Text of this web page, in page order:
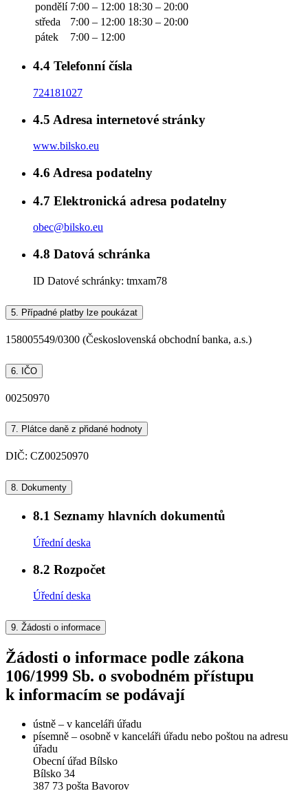
pondělí 7:00 – 12:00 18:30 – 20:00
středa
7:00 – 12:00 18:30 – 20:00
pátek
7:00 – 12:00
4.4 Telefonní čísla
724181027
4.5 Adresa internetové stránky
www.bilsko.eu
4.6 Adresa podatelny
4.7 Elektronická adresa podatelny
obec@bilsko.eu
4.8 Datová schránka
ID Datové schránky: tmxam78
5. Případné platby lze poukázat
158005549/0300 (Československá obchodní banka, a.s.)
6. IČO
00250970
7. Plátce daně z přidané hodnoty
DIČ: CZ00250970
8. Dokumenty
8.1 Seznamy hlavních dokumentů
Úřední deska
8.2 Rozpočet
Úřední deska
9. Žádosti o informace
Žádosti o informace podle zákona
106/1999 Sb. o svobodném přístupu
k informacím se podávají
ústně – v kanceláři úřadu
písemně – osobně v kanceláři úřadu nebo poštou na adresu
úřadu
Obecní úřad Bílsko
Bílsko 34
387 73 pošta Bavorov